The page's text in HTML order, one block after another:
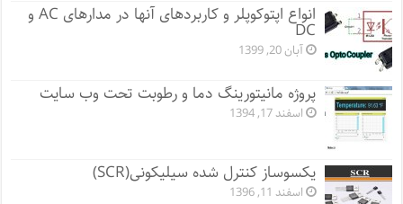
انواع اپتوکوپلر و کاربردهای آنها در مدارهای AC و
DC
آبان 20, 1399
پروژه مانيتورينگ دما و رطوبت تحت وب سایت
اسفند 17, 1394
یکسوساز کنترل شده سیلیکونی(SCR)
اسفند 11, 1396